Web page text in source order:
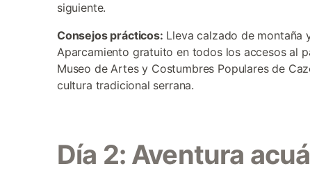
siguiente.
Consejos prácticos: Lleva calzado de montaña
Aparcamiento gratuito en todos los accesos al
Museo de Artes y Costumbres Populares de
cultura tradicional serrana.
Día 2: Aventura